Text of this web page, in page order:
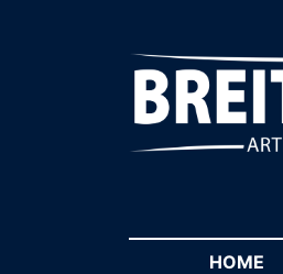
HOME